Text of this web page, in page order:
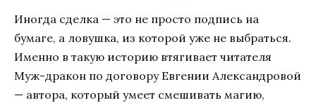
Иногда сделка — это не просто подпись на
бумаге, а ловушка, из которой уже не выбраться.
Именно в такую историю втягивает читателя
Муж-дракон по договоруЕвгении Александровой
— автора, который умеет смешивать магию,